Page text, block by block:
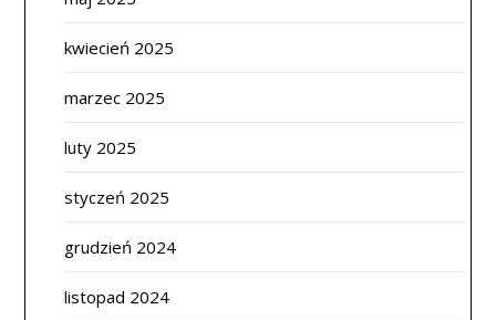
kwiecień 2025
marzec 2025
luty 2025
styczeń 2025
grudzień 2024
listopad 2024